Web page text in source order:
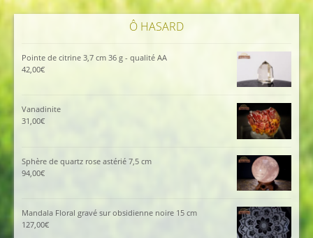
Ô HASARD
Pointe de citrine 3,7 cm 36 g - qualité AA
42,00€
Vanadinite
31,00€
Sphère de quartz rose astérié 7,5 cm
94,00€
Mandala Floral gravé sur obsidienne noire 15 cm
127,00€